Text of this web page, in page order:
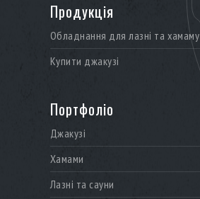
Продукція
Обладнання для лазні та хамаму
Купити джакузі
Портфоліо
Джакузі
Хамами
Лазні та сауни